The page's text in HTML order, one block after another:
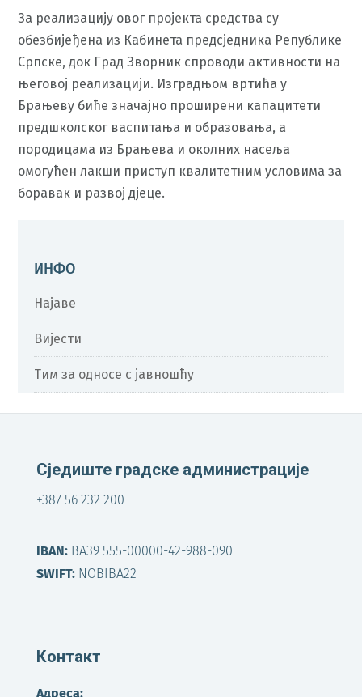
За реализацију овог пројекта средства су
обезбијеђена из Кабинета предсједника Републике
Српске, док Град Зворник спроводи активности на
његовој реализацији. Изградњом вртића у
Брањеву биће значајно проширени капацитети
предшколског васпитања и образовања, а
породицама из Брањева и околних насеља
омогућен лакши приступ квалитетним условима за
боравак и развој дјеце.
ИНФО
Најаве
Вијести
Тим за односе с јавношћу
Сједиште градске администрације
+387 56 232 200
IBAN:BA39 555-00000-42-988-090
SWIFT:NOBIBA22
Контакт
Адреса: